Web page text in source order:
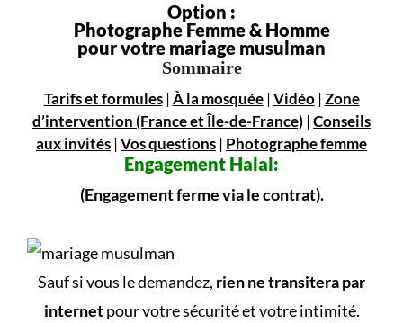
Option :
Photographe Femme & Homme
pour votre mariage musulman
Sommaire
Tarifs et formules|À la mosquée|Vidéo|Zone
d’intervention (France et Île-de-France) |Conseils
aux invités |Vos questions | Photographe femme
Engagement Halal:
(Engagement ferme via le contrat).
Sauf si vous le demandez, rien ne transitera par
internetpour votre sécurité et votre intimité.